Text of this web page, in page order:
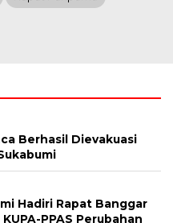
Berhasil Dievakuasi
Hadiri Rapat Banggar
PPAS Perubahan